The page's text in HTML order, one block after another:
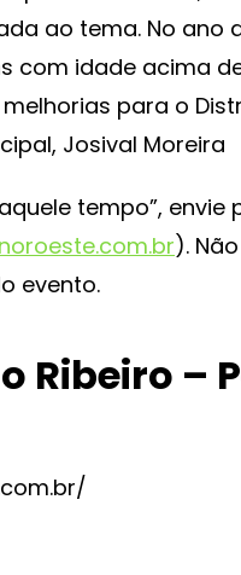
ao tema. No ano
com idade acima
para o
Josival Moreira
tempo”,
).
evento.
Ribeiro –